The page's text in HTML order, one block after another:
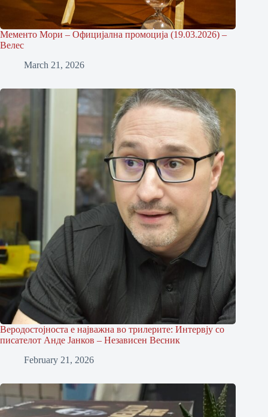
Мементо Мори – Официјална промоција (19.03.2026) –
Велес
March 21, 2026
Веродостојноста е најважна во трилерите: Интервју со
писателот Анде Јанков – Независен Весник
February 21, 2026